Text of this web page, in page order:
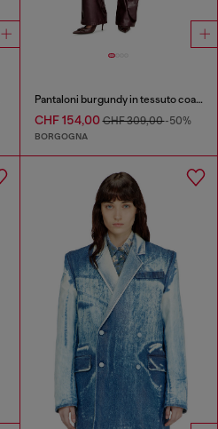
Pantaloni burgundy in tessuto coated
CHF 154,00CHF 309,00-50%
BORGOGNA